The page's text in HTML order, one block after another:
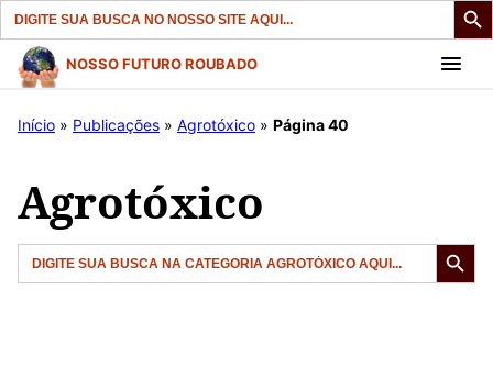
Search
for:
Pular
para
NOSSO FUTURO ROUBADO
Início » Publicações » Agrotóxico » Página 40
Agrotóxico
Search
for:
Search